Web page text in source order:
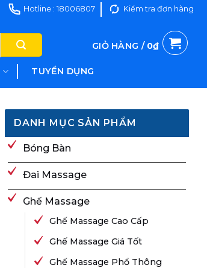
Hotline : 18006807 Kiểm tra đơn hàng
TUYỂN DỤNG
GIỎ HÀNG / 0₫
DANH MỤC SẢN PHẨM
Bóng Bàn
Đai Massage
Ghế Massage
Ghế Massage Cao Cấp
Ghế Massage Giá Tốt
Ghế Massage Phổ Thông